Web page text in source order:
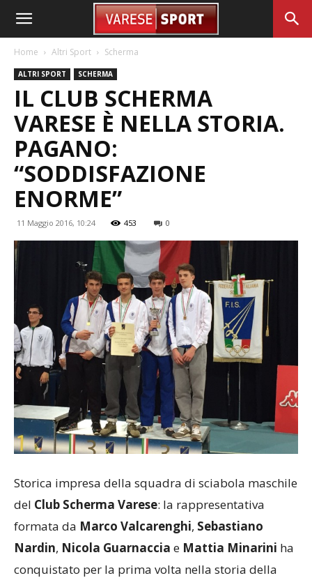
Home Altri Sport Scherma
ALTRI SPORT SCHERMA
IL CLUB SCHERMA
VARESE È NELLA STORIA.
PAGANO:
“SODDISFAZIONE
ENORME”
11 Maggio 2016, 10:24 453 0
Storica impresa della squadra di sciabola maschile
del Club Scherma Varese: la rappresentativa
formata da Marco Valcarenghi, Sebastiano
Nardin, Nicola Guarnaccia e Mattia Minarini ha
conquistato per la prima volta nella storia della